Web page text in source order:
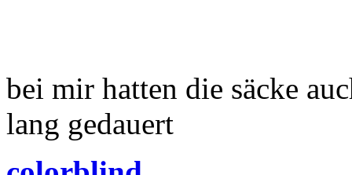
bei mir hatten die säcke
lang gedauert